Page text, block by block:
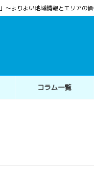
〜よりよい地域情報とエリアの
コラム一覧